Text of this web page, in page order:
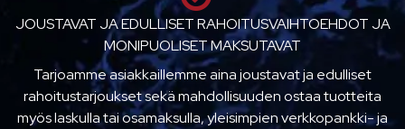
JOUSTAVAT JA EDULLISET RAHOITUSVAIHTOEHDOT JA
MONIPUOLISET MAKSUTAVAT
Tarjoamme asiakkaillemme aina joustavat ja edulliset
rahoitustarjoukset sekä mahdollisuuden ostaa tuotteita
myös laskulla tai osamaksulla, yleisimpien verkkopankki- ja